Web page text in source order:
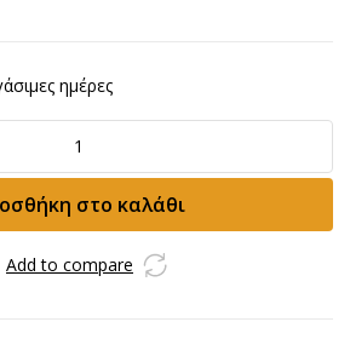
ημέρες
στο καλάθι
Add to compare